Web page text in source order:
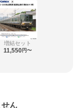
増結セット
11,550円〜
ん